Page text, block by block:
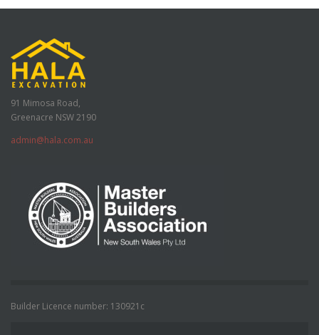
91 Mimosa Road,
Greenacre NSW 2190
admin@hala.com.au
Builder Licence number: 130921c